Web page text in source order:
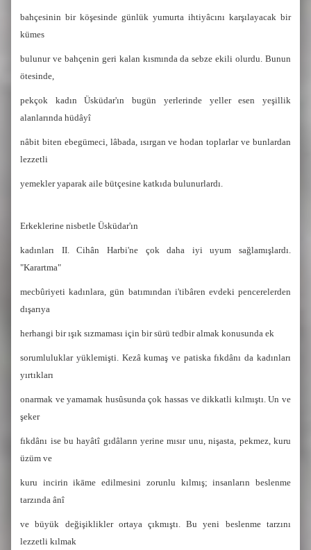
bahçesinin bir köşesinde günlük yumurta ihtiyâcını karşılayacak bir
kümes
bulunur ve bahçenin geri kalan kısmında da sebze ekili olurdu. Bunun
ötesinde,
pekçok kadın Üsküdar'ın bugün yerlerinde yeller esen yeşillik
alanlarında hüdâyî
nâbit biten ebegümeci, lâbada, ısırgan ve hodan toplarlar ve bunlardan
lezzetli
yemekler yaparak aile bütçesine katkıda bulunurlardı.
Erkeklerine nisbetle Üsküdar'ın
kadınları II. Cihân Harbi'ne çok daha iyi uyum sağlamışlardı.
"Karartma"
mecbûriyeti kadınlara, gün batımından i'tibâren evdeki pencerelerden
dışarıya
herhangi bir ışık sızmaması için bir sürü tedbir almak konusunda ek
sorumluluklar yüklemişti. Kezâ kumaş ve patiska fıkdânı da kadınları
yırtıkları
onarmak ve yamamak husûsunda çok hassas ve dikkatli kılmıştı. Un ve
şeker
fıkdânı ise bu hayâtî gıdâların yerine mısır unu, nişasta, pekmez, kuru
üzüm ve
kuru incirin ikāme edilmesini zorunlu kılmış; insanların beslenme
tarzında ânî
ve büyük değişiklikler ortaya çıkmıştı. Bu yeni beslenme tarzını
lezzetli kılmak